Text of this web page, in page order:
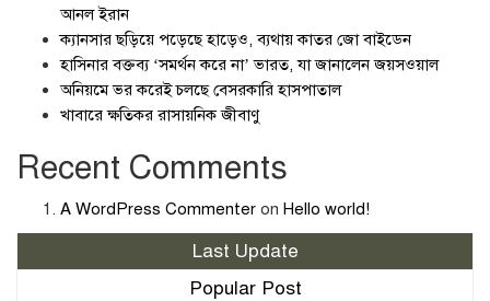
আনল ইরান
ক্যানসার ছড়িয়ে পড়েছে হাড়েও, ব্যথায় কাতর জো বাইডেন
হাসিনার বক্তব্য ‘সমর্থন করে না’ ভারত, যা জানালেন জয়সওয়াল
অনিয়মে ভর করেই চলছে বেসরকারি হাসপাতাল
খাবারে ক্ষতিকর রাসায়নিক জীবাণু
Recent Comments
A WordPress Commenter on Hello world!
Last Update
Popular Post